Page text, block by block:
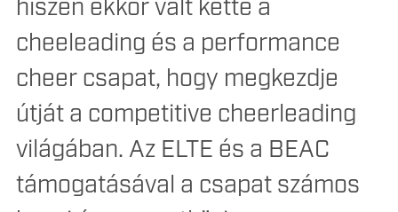
hiszen ekkor vált ketté a
cheeleading és a performance
cheer csapat, hogy megkezdje
útját a competitive cheerleading
világában. Az ELTE és a BEAC
támogatásával a csapat számos